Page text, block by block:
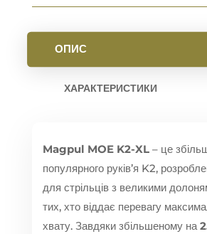
ОПИС
ХАРАКТЕРИСТИКИ
Magpul MOE K2-XL– це
популярного руків’я K2,
для стрільців з великими
тих, хто віддає перевагу
хвату. Завдяки збільшеному на